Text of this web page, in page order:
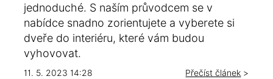
jednoduché. S naším průvodcem se v
nabídce snadno zorientujete a vyberete si
dveře do interiéru, které vám budou
vyhovovat.
11. 5. 2023 14:28 Přečíst článek >